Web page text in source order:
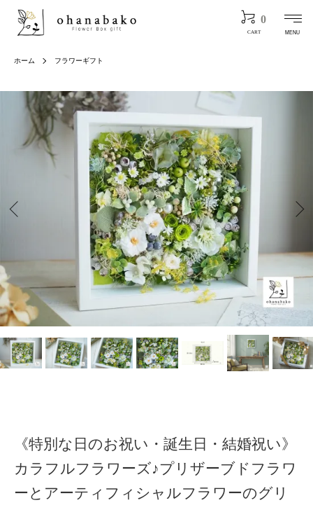
0
CART MENU
ホーム フラワーギフト
《特別な日のお祝い・誕生日・結婚祝い》
カラフルフラワーズ♪プリザーブドフラワ
ーとアーティフィシャルフラワーのグリ